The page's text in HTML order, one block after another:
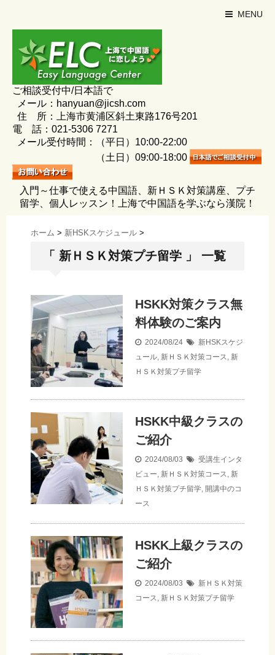
MENU
ご相談受付中/日本語で
メール：hanyuan@jicsh.com
住 所：上海市黄浦区斜土東路176号201
電 話：021-5306 7271
メール受付時間：（平日）10:00-22:00
（土日）09:00-18:00
入門～仕事で使える中国語、新ＨＳＫ対策講座、プチ
留学、個人レッスン！上海で中国語を学ぶなら漢院！
ホーム > 新HSKスケジュール >
「 新ＨＳＫ対策プチ留学 」 一覧
HSKK対策クラス無
料体験のご案内
2024/08/24
新HSKスケジ
ュール, 新ＨＳＫ対策コース, 新
ＨＳＫ対策プチ留学
HSKK中級クラスの
ご紹介
2024/08/03
受講生インタ
ビュー, 新ＨＳＫ対策コース, 新
ＨＳＫ対策プチ留学, 開講中のコ
ース
HSKK上級クラスの
ご紹介
2024/08/03
新ＨＳＫ対策
コース, 新ＨＳＫ対策プチ留学